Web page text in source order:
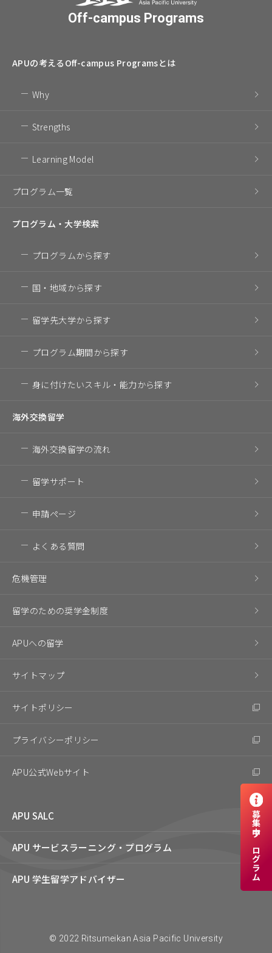
Off-campus Programs
APUの考える Off-campus Programsとは
Why
Strengths
Learning Model
プログラム一覧
プログラム・大学検索
プログラムから探す
国・地域から探す
留学先大学から探す
プログラム期間から探す
身に付けたいスキル・ 能力から探す
海外交換留学
海外交換留学の流れ
留学サポート
申請ページ
よくある質問
危機管理
留学のための奨学金制度
APUへの留学
サイトマップ
サイトポリシー
プライバシーポリシー
APU公式Webサイト
APU SALC
APU サービスラーニング・ プログラム
APU 学生留学アドバイザー
© 2022 Ritsumeikan Asia Pacific University
募集中プログラム